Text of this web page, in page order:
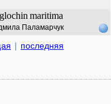
maritima
Паламарчук
| последняя